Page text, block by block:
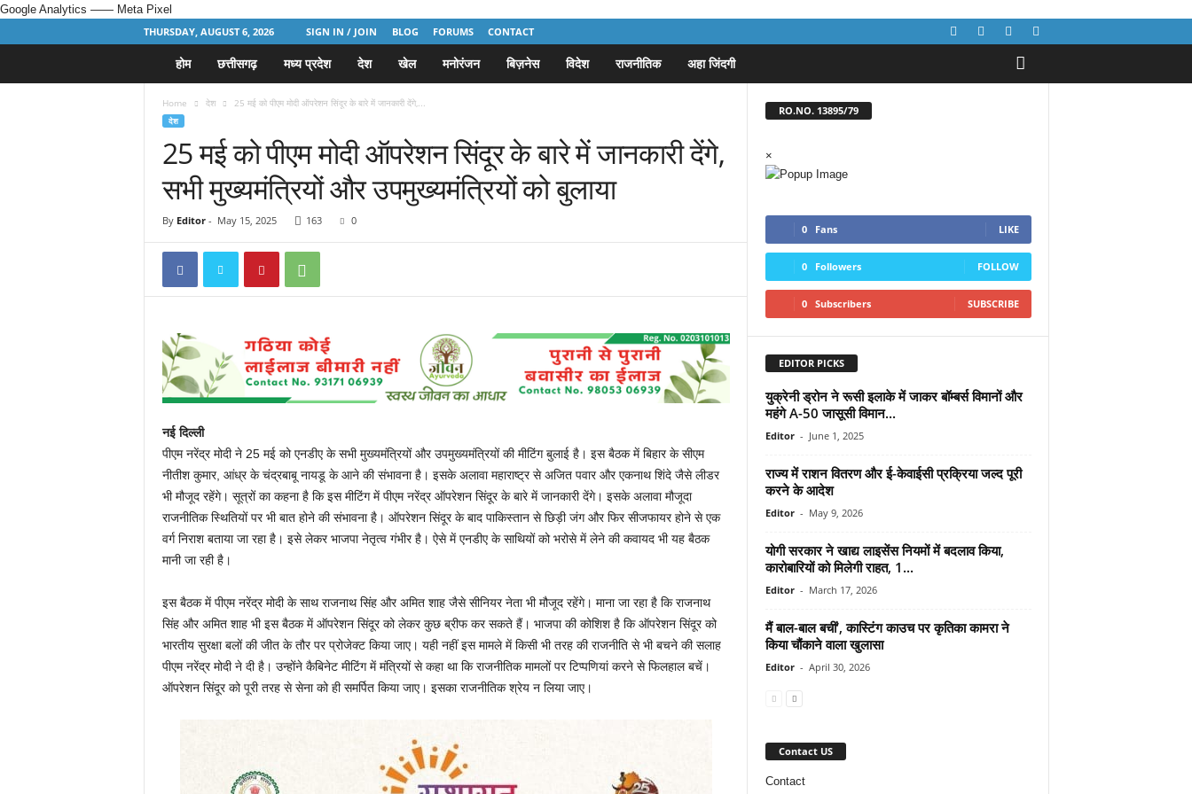
Google Analytics —— Meta Pixel
THURSDAY, AUGUST 6, 2026
SIGN IN / JOIN BLOG FORUMS CONTACT
i
n
d
i
e
s
o
r
l
होम छत्तीसगढ़ मध्य प्रदेश देश खेल मनोरंजन बिज़नेस विदेश राजनीतिक अहा जिंदगी
Home देश 25 मई को पीएम मोदी ऑपरेशन सिंदूर के बारे में जानकारी देंगे,...
देश
25 मई को पीएम मोदी ऑपरेशन सिंदूर के बारे में जानकारी देंगे,
सभी मुख्यमंत्रियों और उपमुख्यमंत्रियों को बुलाया
By Editor- May 15, 2025 163 0
नई दिल्ली
पीएम नरेंद्र मोदी ने 25 मई को एनडीए के सभी मुख्यमंत्रियों और उपमुख्यमंत्रियों की मीटिंग बुलाई है। इस बैठक में बिहार के सीएम
नीतीश कुमार, आंध्र के चंद्रबाबू नायडू के आने की संभावना है। इसके अलावा महाराष्ट्र से अजित पवार और एकनाथ शिंदे जैसे लीडर
भी मौजूद रहेंगे। सूत्रों का कहना है कि इस मीटिंग में पीएम नरेंद्र ऑपरेशन सिंदूर के बारे में जानकारी देंगे। इसके अलावा मौजूदा
राजनीतिक स्थितियों पर भी बात होने की संभावना है। ऑपरेशन सिंदूर के बाद पाकिस्तान से छिड़ी जंग और फिर सीजफायर होने से एक
वर्ग निराश बताया जा रहा है। इसे लेकर भाजपा नेतृत्व गंभीर है। ऐसे में एनडीए के साथियों को भरोसे में लेने की कवायद भी यह बैठक
मानी जा रही है।
इस बैठक में पीएम नरेंद्र मोदी के साथ राजनाथ सिंह और अमित शाह जैसे सीनियर नेता भी मौजूद रहेंगे। माना जा रहा है कि राजनाथ
सिंह और अमित शाह भी इस बैठक में ऑपरेशन सिंदूर को लेकर कुछ ब्रीफ कर सकते हैं। भाजपा की कोशिश है कि ऑपरेशन सिंदूर को
भारतीय सुरक्षा बलों की जीत के तौर पर प्रोजेक्ट किया जाए। यही नहीं इस मामले में किसी भी तरह की राजनीति से भी बचने की सलाह
पीएम नरेंद्र मोदी ने दी है। उन्होंने कैबिनेट मीटिंग में मंत्रियों से कहा था कि राजनीतिक मामलों पर टिप्पणियां करने से फिलहाल बचें।
ऑपरेशन सिंदूर को पूरी तरह से सेना को ही समर्पित किया जाए। इसका राजनीतिक श्रेय न लिया जाए।
RO.NO. 13895/79
×
0 Fans LIKE
0 Followers FOLLOW
0 Subscribers SUBSCRIBE
EDITOR PICKS
युक्रेनी ड्रोन ने रूसी इलाके में जाकर बॉम्बर्स विमानों और
महंगे A-50 जासूसी विमान...
Editor - June 1, 2025
राज्य में राशन वितरण और ई-केवाईसी प्रक्रिया जल्द पूरी
करने के आदेश
Editor - May 9, 2026
योगी सरकार ने खाद्य लाइसेंस नियमों में बदलाव किया,
कारोबारियों को मिलेगी राहत, 1...
Editor - March 17, 2026
मैं बाल-बाल बचीं’, कास्टिंग काउच पर कृतिका कामरा ने
किया चौंकाने वाला खुलासा
Editor - April 30, 2026
Contact US
Contact